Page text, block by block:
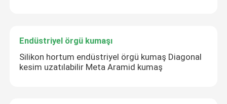
Endüstriyel örgü kumaşı
Silikon hortum endüstriyel örgü kumaş Diagonal
kesim uzatılabilir Meta Aramid kumaş